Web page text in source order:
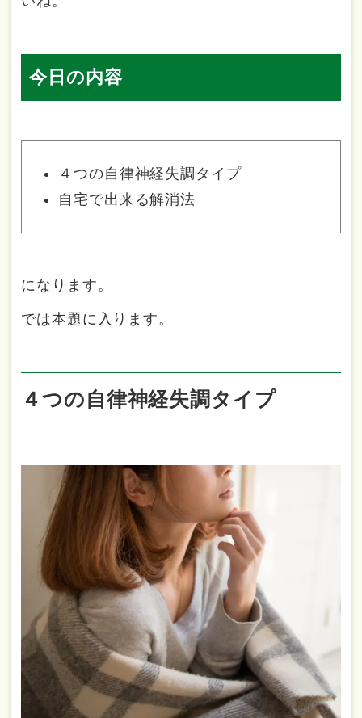
今日の内容
４つの自律神経失調タイプ
自宅で出来る解消法
になります。
では本題に入ります。
４つの自律神経失調タイプ